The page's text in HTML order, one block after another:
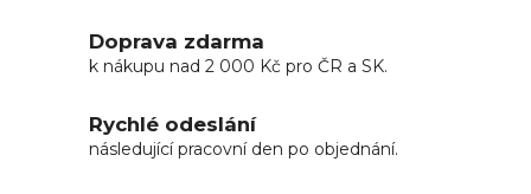
Doprava zdarma
k nákupu nad 2 000 Kč pro ČR a SK.
Rychlé odeslání
následující pracovní den po objednání.